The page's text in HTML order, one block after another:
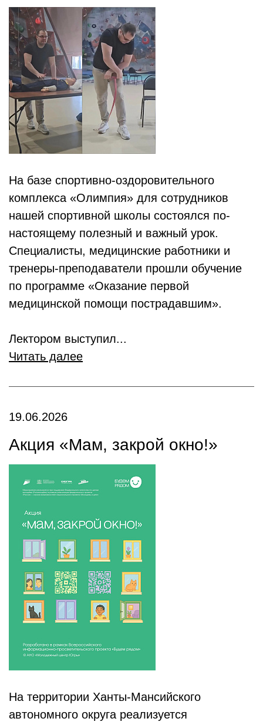
На базе спортивно-оздоровительного
комплекса «Олимпия» для сотрудников
нашей спортивной школы состоялся по-
настоящему полезный и важный урок.
Специалисты, медицинские работники и
тренеры-преподаватели прошли обучение
по программе «Оказание первой
медицинской помощи пострадавшим».
Лектором выступил...
Читать далее
19.06.2026
Акция «Мам, закрой окно!»
На территории Ханты-Мансийского
автономного округа реализуется